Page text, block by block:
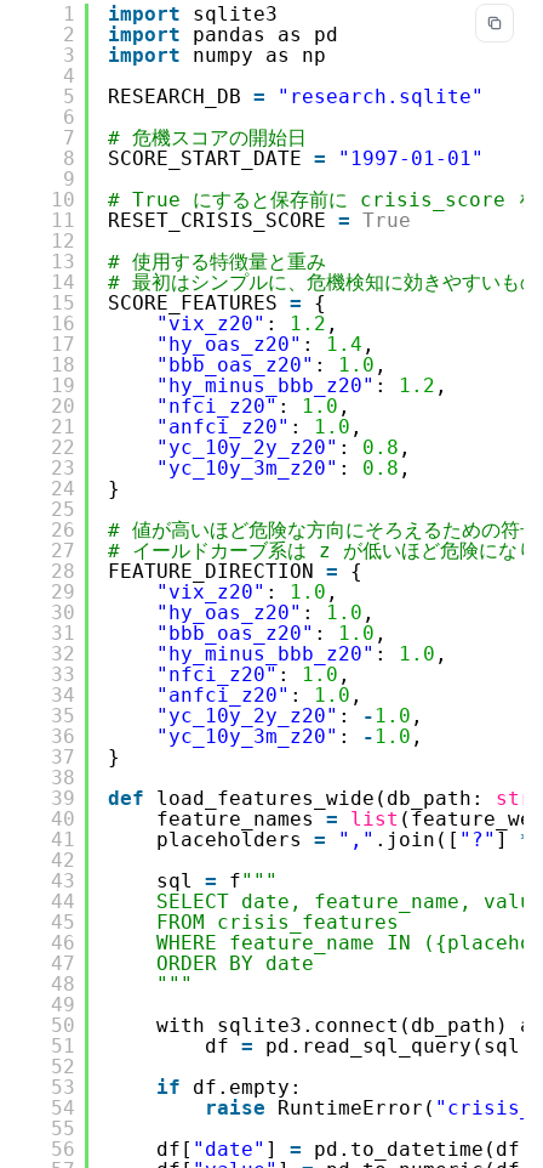
1
2
3
4
5
6
7
8
9
10
11
12
13
14
15
16
17
18
19
20
21
22
23
24
25
26
27
28
29
30
31
32
33
34
35
36
37
38
39
40
41
42
43
44
45
46
47
48
49
50
51
52
53
54
55
56
import
sqlite3
import
pandas as pd
import
numpy as np
RESEARCH_DB =
"research.sqlite"
# 危機スコアの開始日
SCORE_START_DATE =
"1997-01-01"
# True にすると保存前に crisis_score を
RESET_CRISIS_SCORE = True
# 使用する特徴量と重み
# 最初はシンプルに、危機検知に効きやすいも
SCORE_FEATURES =
{
"vix_z20" : 1.2 ,
"hy_oas_z20" : 1.4 ,
"bbb_oas_z20" : 1.0 ,
"hy_minus_bbb_z20" : 1.2 ,
"nfci_z20" : 1.0 ,
"anfci_z20" : 1.0 ,
"yc_10y_2y_z20" : 0.8 ,
"yc_10y_3m_z20" : 0.8 ,
}
# 値が高いほど危険な方向にそろえるための符号
# イールドカーブ系は z が低いほど危険にな
FEATURE_DIRECTION =
{
"vix_z20" : 1.0 ,
"hy_oas_z20" : 1.0 ,
"bbb_oas_z20" : 1.0 ,
"hy_minus_bbb_z20" : 1.0 ,
"nfci_z20" : 1.0 ,
"anfci_z20" : 1.0 ,
"yc_10y_2y_z20" : - 1.0 ,
"yc_10y_3m_z20" : - 1.0 ,
}
def
load_features_wide(db_path: str
feature_names = list
placeholders = "," .join([ "?" ] *
sql = f"""
SELECT date, feature_name, value
FROM crisis_features
WHERE feature_name IN
ORDER BY date
"""
with sqlite3.connect(db_path)
df =
pd.read_sql_query(sql,
if
df.empty:
raise
RuntimeError(
df[ "date" ] = pd.to_datetime(df[